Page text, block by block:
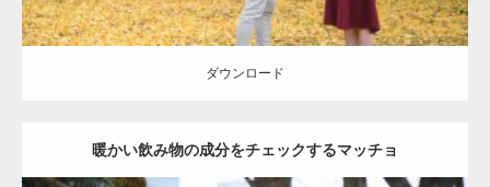
ダウンロード
暖かい飲み物の成分をチェックするマッチョ